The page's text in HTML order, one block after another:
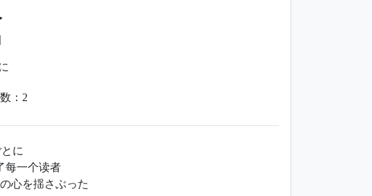
： 2
に
每一个读者
心を揺さぶった